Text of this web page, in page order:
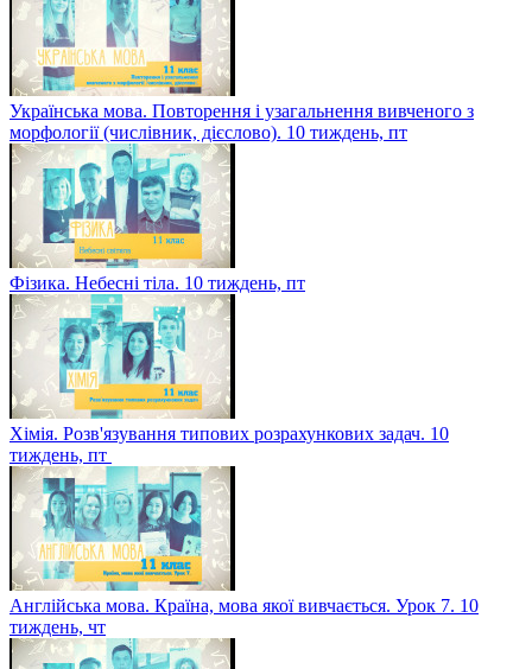
Українська мова. Повторення і узагальнення вивченого з
морфології (числівник, дієслово). 10 тиждень, пт
Фізика. Небесні тіла. 10 тиждень, пт
Хімія. Розв'язування типових розрахункових задач. 10
тиждень, пт
Англійська мова. Країна, мова якої вивчається. Урок 7. 10
тиждень, чт